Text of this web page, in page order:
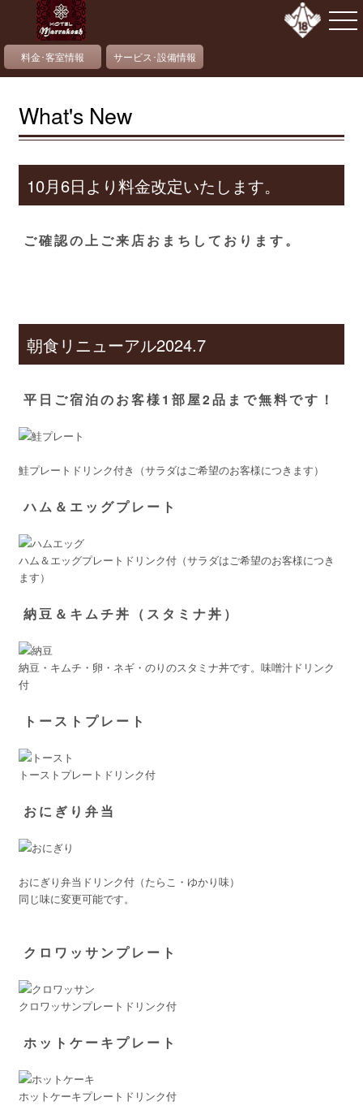
料金･客室情報 サービス･設備情報
What's New
10月6日より料金改定いたします。
ご確認の上ご来店おまちしております。
朝食リニューアル2024.7
平日ご宿泊のお客様1部屋2品まで無料です！
鮭プレートドリンク付き（サラダはご希望のお客様につきます）
ハム＆エッグプレート
ハム＆エッグプレートドリンク付（サラダはご希望のお客様につき
ます）
納豆＆キムチ丼（スタミナ丼）
納豆・キムチ・卵・ネギ・のりのスタミナ丼です。味噌汁ドリンク
付
トーストプレート
トーストプレートドリンク付
おにぎり弁当
おにぎり弁当ドリンク付（たらこ・ゆかり味）
同じ味に変更可能です。
クロワッサンプレート
クロワッサンプレートドリンク付
ホットケーキプレート
ホットケーキプレートドリンク付